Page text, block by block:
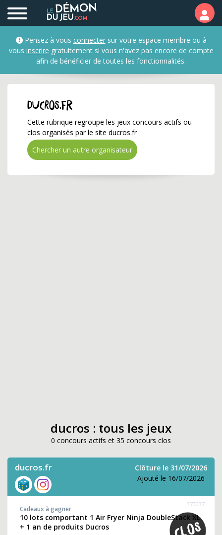
ducros.fr ✅ Gagnez de
Pensez à vous connectersur votre espace membre ou à
vous inscrire gratuitement si vous n'avez pas encore de compte
afin de bénéficier de toutes les fonctionnalités.
ducros.fr
Cette rubrique regroupe les jeux concours actifs ou
clos organisés par le site ducros.fr
Chercher un autre organisateur
ducros : tous les jeux
0 concours actifs et 35 concours clos
ducros.fr
Clôture le 31/07/2026
Ajouté le 16/07/2026
373037
Cadeaux à gagner
10 lots comportant 1 Air Fryer Ninja DoubleStack XL
+ 1 an de produits Ducros